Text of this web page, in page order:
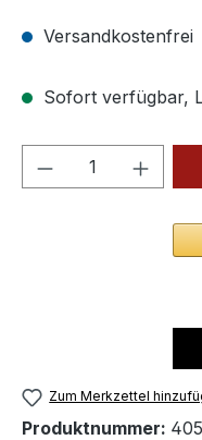
Versandkostenfrei
Sofort verfügbar,
Produkt
Zum Merkzettel
Produktnummer: